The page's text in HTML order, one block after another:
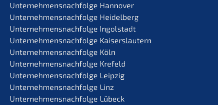
Unternehmens­nachfolge Hannover
Unternehmens­nachfolge Heidelberg
Unternehmens­nachfolge Ingolstadt
Unternehmens­nachfolge Kaiserslautern
Unternehmens­nachfolge Köln
Unternehmens­nachfolge Krefeld
Unternehmens­nachfolge Leipzig
Unternehmens­nachfolge Linz
Unternehmens­nachfolge Lübeck